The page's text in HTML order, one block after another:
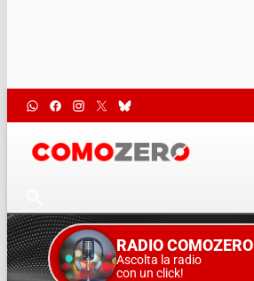
RADIO COMOZERO
Ascolta la radio
con un click!